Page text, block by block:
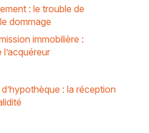
: le trouble de
dommage
immobilière :
: la réception